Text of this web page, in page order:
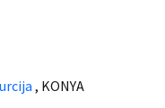
, KONYA